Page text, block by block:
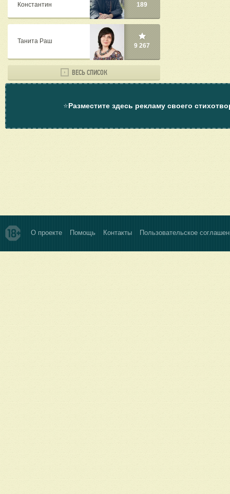
Константин
189
Танита Раш
9 267
ВЕСЬ СПИСОК
⭐Разместите здесь рекламу своего
О проекте Помощь Контакты Пользовательское